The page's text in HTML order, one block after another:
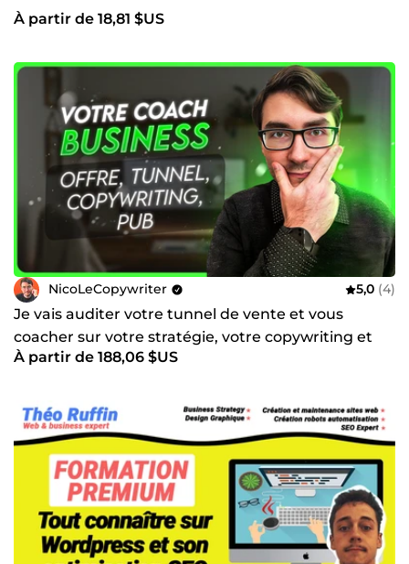
À partir de 18,81 $US
NicoLeCopywriter 5,0 (4)
Je vais auditer votre tunnel de vente et vous
coacher sur votre stratégie, votre copywriting et
vos pubs
À partir de 188,06 $US